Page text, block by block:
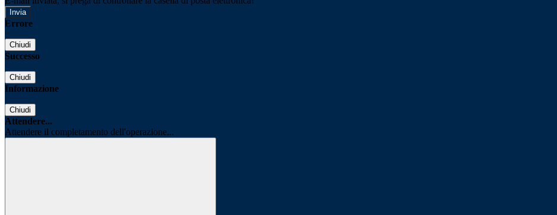
Errore
Chiudi
Successo
Chiudi
Informazione
Chiudi
Attendere...
Attendere il completamento dell'operazione...